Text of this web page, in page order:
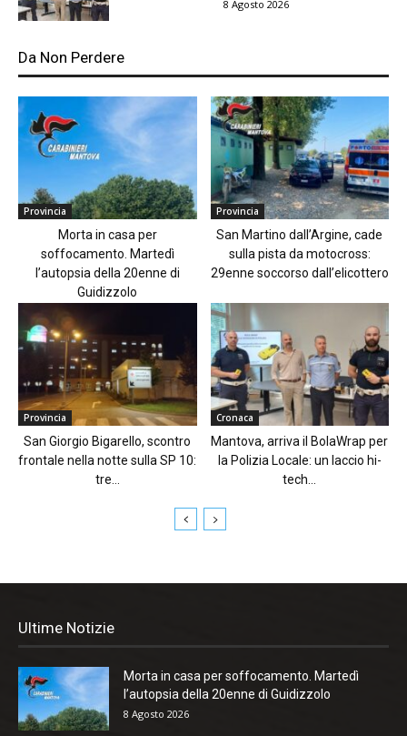
8 Agosto 2026
Da Non Perdere
Provincia
Morta in casa per
soffocamento. Martedì
l’autopsia della 20enne di
Guidizzolo
Provincia
San Martino dall’Argine, cade
sulla pista da motocross:
29enne soccorso dall’elicottero
Provincia
San Giorgio Bigarello, scontro
frontale nella notte sulla SP 10:
tre...
Cronaca
Mantova, arriva il BolaWrap per
la Polizia Locale: un laccio hi-
tech...
Ultime Notizie
Morta in casa per soffocamento. Martedì
l’autopsia della 20enne di Guidizzolo
8 Agosto 2026